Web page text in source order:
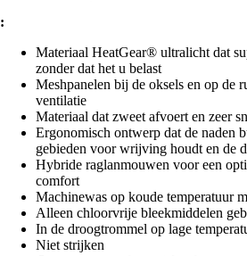
:
Materiaal HeatGear® ultralicht dat
zonder dat het u belast
Meshpanelen bij de oksels en op de
ventilatie
Materiaal dat zweet afvoert en zeer
Ergonomisch ontwerp dat de naden
gebieden voor wrijving houdt en de
Hybride raglanmouwen voor een
comfort
Machinewas op koude temperatuur
Alleen chloorvrije bleekmiddelen
In de droogtrommel op lage
Niet strijken